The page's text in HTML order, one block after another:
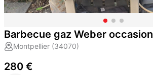
Barbecue gaz Weber occasion
Montpellier (34070)
280 €